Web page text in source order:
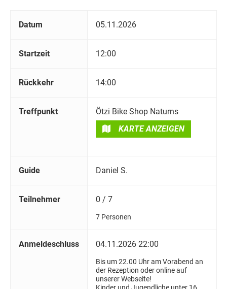
Datum 05.11.2026
Startzeit 12:00
Rückkehr 14:00
Treffpunkt
Ötzi Bike Shop Naturns
KARTE ANZEIGEN
Guide Daniel S.
Teilnehmer 0 / 7
7 Personen
Anmeldeschluss 04.11.2026 22:00
Bis um 22.00 Uhr am Vorabend an
der Rezeption oder online auf
unserer Webseite!